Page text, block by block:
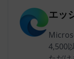
エッ
4,500